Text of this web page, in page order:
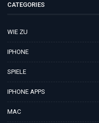
CATEGORIES
WIE ZU
IPHONE
SPIELE
IPHONE APPS
MAC